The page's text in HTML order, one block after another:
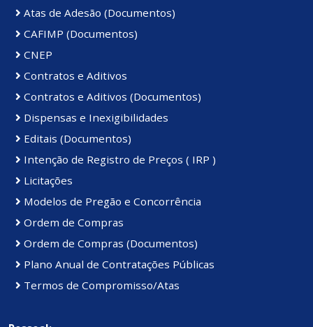
Atas de Adesão (Documentos)
CAFIMP (Documentos)
CNEP
Contratos e Aditivos
Contratos e Aditivos (Documentos)
Dispensas e Inexigibilidades
Editais (Documentos)
Intenção de Registro de Preços ( IRP )
Licitações
Modelos de Pregão e Concorrência
Ordem de Compras
Ordem de Compras (Documentos)
Plano Anual de Contratações Públicas
Termos de Compromisso/Atas